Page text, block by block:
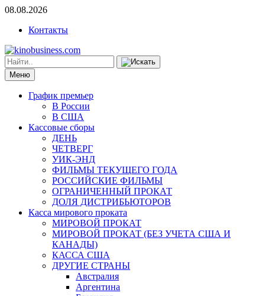
08.08.2026
Контакты
Меню
График премьер
В России
В США
Кассовые сборы
ДЕНЬ
ЧЕТВЕРГ
УИК-ЭНД
ФИЛЬМЫ ТЕКУЩЕГО ГОДА
РОССИЙСКИЕ ФИЛЬМЫ
ОГРАНИЧЕННЫЙ ПРОКАТ
ДОЛЯ ДИСТРИБЬЮТОРОВ
Касса мирового проката
МИРОВОЙ ПРОКАТ
МИРОВОЙ ПРОКАТ (БЕЗ УЧЕТА США И
КАНАДЫ)
КАССА США
ДРУГИЕ СТРАНЫ
Австралия
Аргентина